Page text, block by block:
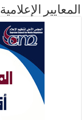
المعايير الإعلامية